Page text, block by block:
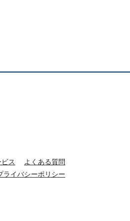
ス
よくある質問
ライバシーポリシー